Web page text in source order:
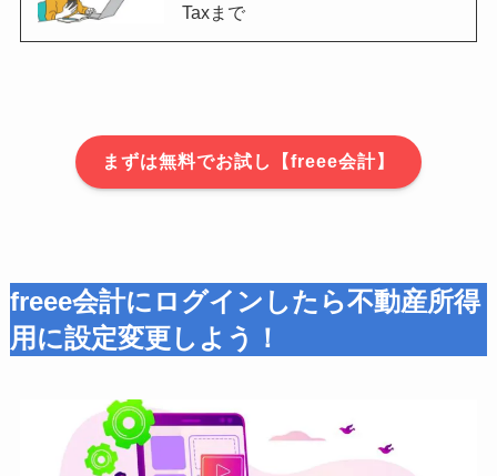
Taxまで
まずは無料でお試し【freee会計】
freee会計にログインしたら不動産所得
用に設定変更しよう！